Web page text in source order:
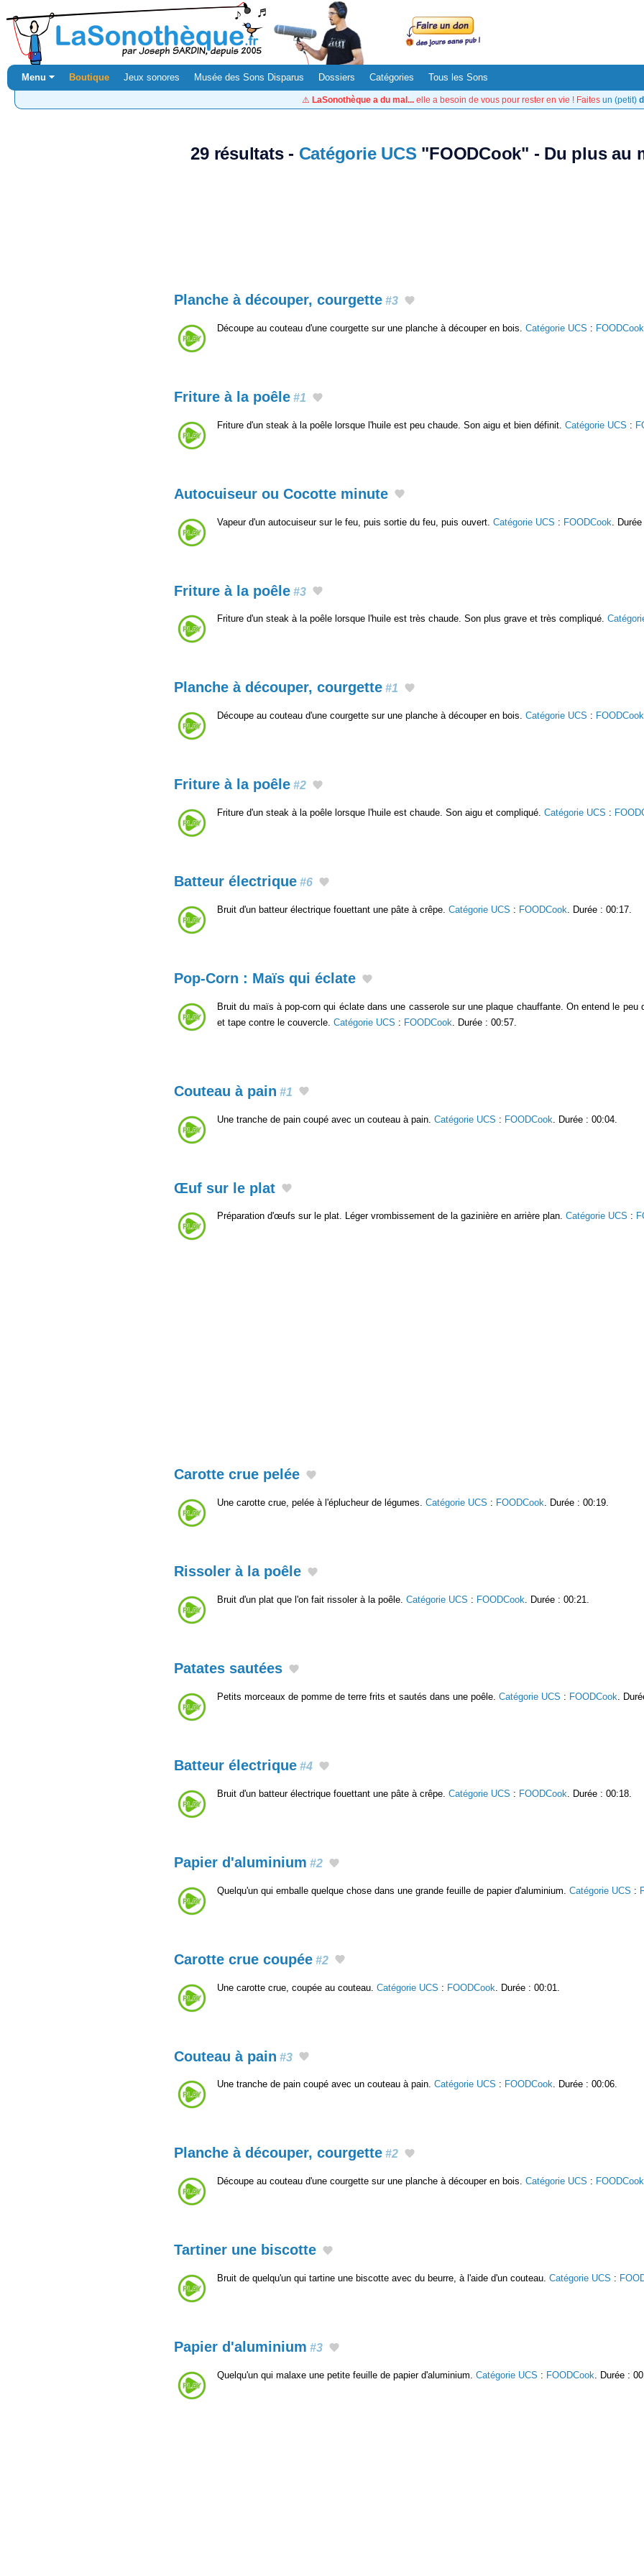
Menu ⏷ Boutique Jeux sonores Musée des Sons Disparus Dossiers Catégories Tous les Sons
⚠️ LaSonothèque a du mal... elle a besoin de vous pour rester en vie ! Faites un (petit)
29 résultats - Catégorie UCS "FOODCook" - Du plus au
Planche à découper, courgette #3
Découpe au couteau d'une courgette sur une planche à découper en bois. Catégorie UCS : FOODCook
Friture à la poêle #1
Friture d'un steak à la poêle lorsque l'huile est peu chaude. Son aigu et bien définit. Catégorie UCS :
Autocuiseur ou Cocotte minute
Vapeur d'un autocuiseur sur le feu, puis sortie du feu, puis ouvert. Catégorie UCS : FOODCook .
Friture à la poêle #3
Friture d'un steak à la poêle lorsque l'huile est très chaude. Son plus grave et très compliqué.
Planche à découper, courgette #1
Découpe au couteau d'une courgette sur une planche à découper en bois. Catégorie UCS : FOODCook
Friture à la poêle #2
Friture d'un steak à la poêle lorsque l'huile est chaude. Son aigu et compliqué. Catégorie UCS :
Batteur électrique #6
Bruit d'un batteur électrique fouettant une pâte à crêpe. Catégorie UCS : FOODCook . Durée : 00:17.
Pop-Corn : Maïs qui éclate
Bruit du maïs à pop-corn qui éclate dans une casserole sur une plaque chauffante. On entend le
et tape contre le couvercle. Catégorie UCS : FOODCook . Durée : 00:57.
Couteau à pain #1
Une tranche de pain coupé avec un couteau à pain. Catégorie UCS : FOODCook . Durée : 00:04.
Œuf sur le plat
Préparation d'œufs sur le plat. Léger vrombissement de la gazinière en arrière plan. Catégorie UCS :
Carotte crue pelée
Une carotte crue, pelée à l'éplucheur de légumes. Catégorie UCS : FOODCook. Durée : 00:19.
Rissoler à la poêle
Bruit d'un plat que l'on fait rissoler à la poêle. Catégorie UCS : FOODCook. Durée : 00:21.
Patates sautées
Petits morceaux de pomme de terre frits et sautés dans une poêle. Catégorie UCS : FOODCook .
Batteur électrique #4
Bruit d'un batteur électrique fouettant une pâte à crêpe. Catégorie UCS : FOODCook . Durée : 00:18.
Papier d'aluminium #2
Quelqu'un qui emballe quelque chose dans une grande feuille de papier d'aluminium. Catégorie UCS :
Carotte crue coupée #2
Une carotte crue, coupée au couteau. Catégorie UCS : FOODCook . Durée : 00:01.
Couteau à pain #3
Une tranche de pain coupé avec un couteau à pain. Catégorie UCS : FOODCook. Durée : 00:06.
Planche à découper, courgette #2
Découpe au couteau d'une courgette sur une planche à découper en bois. Catégorie UCS : FOODCook
Tartiner une biscotte
Bruit de quelqu'un qui tartine une biscotte avec du beurre, à l'aide d'un couteau. Catégorie UCS :
Papier d'aluminium #3
Quelqu'un qui malaxe une petite feuille de papier d'aluminium. Catégorie UCS : FOODCook . Durée :